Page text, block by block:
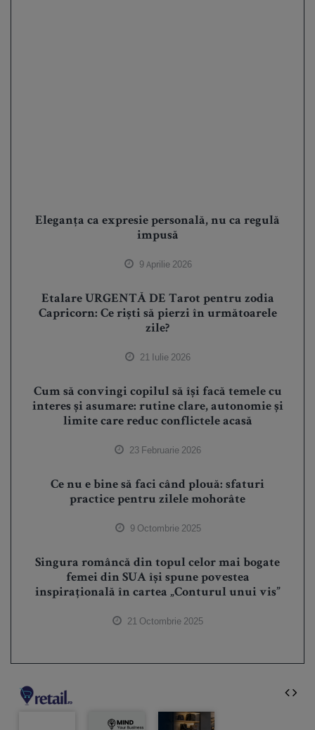
Eleganța ca expresie personală, nu ca regulă
impusă
9 Aprilie 2026
Etalare URGENTĂ DE Tarot pentru zodia
Capricorn: Ce riști să pierzi în următoarele
zile?
21 Iulie 2026
Cum să convingi copilul să își facă temele cu
interes și asumare: rutine clare, autonomie și
limite care reduc conflictele acasă
23 Februarie 2026
Ce nu e bine să faci când plouă: sfaturi
practice pentru zilele mohorâte
9 Octombrie 2025
Singura româncă din topul celor mai bogate
femei din SUA își spune povestea
inspirațională în cartea „Conturul unui vis”
21 Octombrie 2025